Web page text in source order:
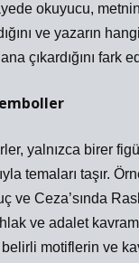
okuyucu,
ve yazarın
çıkardığını fark
yalnızca birer
temaları taşır.
ve Ceza’sında
ve adalet
motiflerin ve